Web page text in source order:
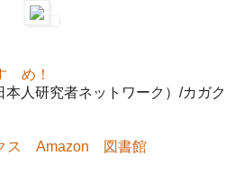
め！
人研究者ネットワーク）/カガク
ス Amazon 図書館